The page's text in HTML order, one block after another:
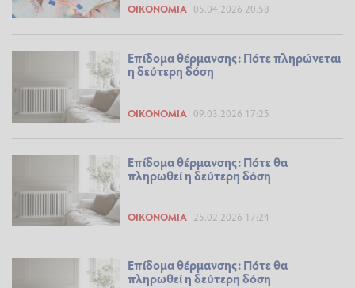
ΟΙΚΟΝΟΜΊΑ 05.04.2026 20:58
Επίδομα θέρμανσης: Πότε πληρώνεται
η δεύτερη δόση
ΟΙΚΟΝΟΜΊΑ 09.03.2026 17:25
Επίδομα θέρμανσης: Πότε θα
πληρωθεί η δεύτερη δόση
ΟΙΚΟΝΟΜΊΑ 25.02.2026 17:24
Επίδομα θέρμανσης: Πότε θα
πληρωθεί η δεύτερη δόση